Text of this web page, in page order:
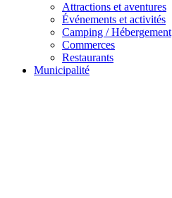
Attractions et aventures
Événements et activités
Camping / Hébergement
Commerces
Restaurants
Municipalité